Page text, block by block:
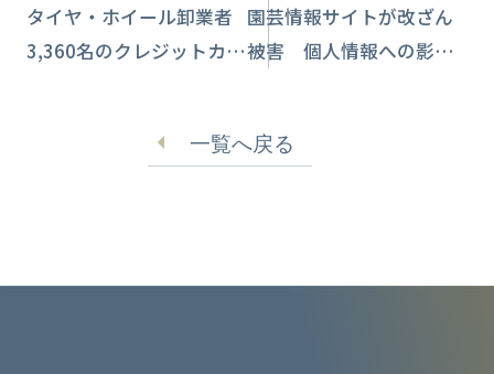
タイヤ・ホイール卸業者
3,360名のクレジットカー
園芸情報サイトが改ざん
被害 個人情報への影響
ワーク】
一覧へ戻る